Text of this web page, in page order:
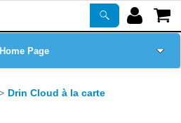
Home Page
Drin Cloud à la carte